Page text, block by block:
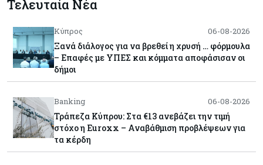
Τελευταία Νέα
Κύπρος 06-08-2026
Ξανά διάλογος για να βρεθεί η χρυσή … φόρμουλα
– Επαφές με ΥΠΕΣ και κόμματα αποφάσισαν οι
δήμοι
Banking 06-08-2026
Τράπεζα Κύπρου: Στα €13 ανεβάζει την τιμή
στόχο η Euroxx – Αναβάθμιση προβλέψεων για
τα κέρδη